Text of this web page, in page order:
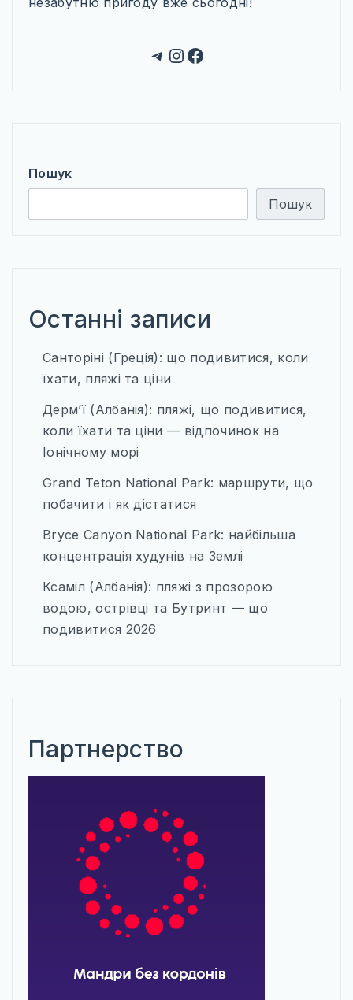
Telegram
Instagram
Facebook
Пошук
Пошук
Останні записи
Санторіні (Греція): що подивитися, коли
їхати, пляжі та ціни
Дерм’ї (Албанія): пляжі, що подивитися,
коли їхати та ціни — відпочинок на
Іонічному морі
Grand Teton National Park: маршрути, що
побачити і як дістатися
Bryce Canyon National Park: найбільша
концентрація худунів на Землі
Ксаміл (Албанія): пляжі з прозорою
водою, острівці та Бутринт — що
подивитися 2026
Партнерство